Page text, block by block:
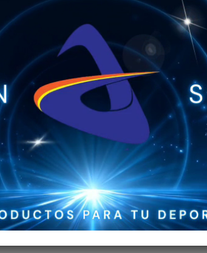
MAXIMILIANO CASTRO MORENO
4º, 4º DOBLES
15 años
CLUB UNIÓN
1º
12º
114º
Sin Info
Sin Info
Sin Info